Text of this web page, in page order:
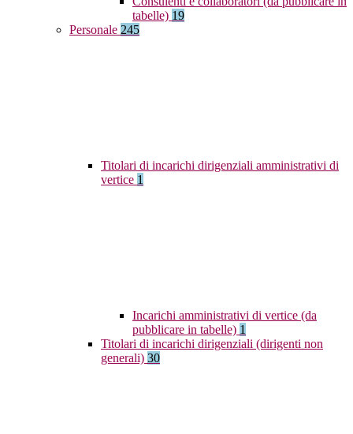
tabelle) 19
Personale 245
Titolari di incarichi dirigenziali amministrativi di
vertice 1
Incarichi amministrativi di vertice (da
pubblicare in tabelle) 1
Titolari di incarichi dirigenziali (dirigenti non
generali) 30